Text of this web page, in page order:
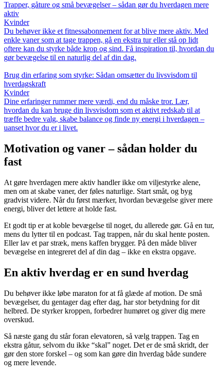
Trapper, gåture og små bevægelser – sådan gør du hverdagen mere
aktiv
Kvinder
Du behøver ikke et fitnessabonnement for at blive mere aktiv. Med
enkle vaner som at tage trappen, gå en ekstra tur eller stå op lidt
oftere kan du styrke både krop og sind. Få inspiration til, hvordan du
gør bevægelse til en naturlig del af din dag.
Brug din erfaring som styrke: Sådan omsætter du livsvisdom til
hverdagskraft
Kvinder
Dine erfaringer rummer mere værdi, end du måske tror. Lær,
hvordan du kan bruge din livsvisdom som et aktivt redskab til at
træffe bedre valg, skabe balance og finde ny energi i hverdagen –
uanset hvor du er i livet.
Motivation og vaner – sådan holder du
fast
At gøre hverdagen mere aktiv handler ikke om viljestyrke alene,
men om at skabe vaner, der føles naturlige. Start småt, og byg
gradvist videre. Når du først mærker, hvordan bevægelse giver mere
energi, bliver det lettere at holde fast.
Et godt tip er at koble bevægelse til noget, du allerede gør. Gå en tur,
mens du lytter til en podcast. Tag trappen, når du skal hente posten.
Eller lav et par stræk, mens kaffen brygger. På den måde bliver
bevægelse en integreret del af din dag – ikke en ekstra opgave.
En aktiv hverdag er en sund hverdag
Du behøver ikke løbe maraton for at få glæde af motion. De små
bevægelser, du gentager dag efter dag, har stor betydning for dit
helbred. De styrker kroppen, forbedrer humøret og giver dig mere
overskud.
Så næste gang du står foran elevatoren, så vælg trappen. Tag en
ekstra gåtur, selvom du ikke “skal” noget. Det er de små skridt, der
gør den store forskel – og som kan gøre din hverdag både sundere
og mere levende.